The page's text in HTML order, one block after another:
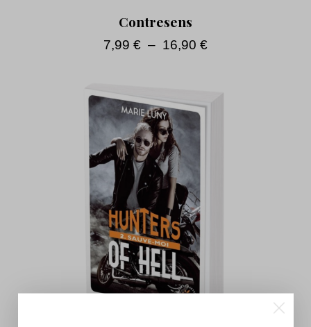
Contresens
7,99 € – 16,90 €